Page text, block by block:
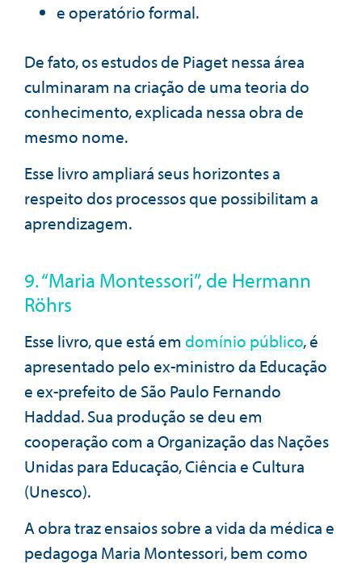
e operatório formal.
De fato, os estudos de Piaget nessa área
culminaram na criação de uma teoria do
conhecimento, explicada nessa obra de
mesmo nome.
Esse livro ampliará seus horizontes a
respeito dos processos que possibilitam a
aprendizagem.
9. “Maria Montessori”, de Hermann
Röhrs
Esse livro, que está em domínio público, é
apresentado pelo ex-ministro da Educação
e ex-prefeito de São Paulo Fernando
Haddad. Sua produção se deu em
cooperação com a Organização das Nações
Unidas para Educação, Ciência e Cultura
(Unesco).
A obra traz ensaios sobre a vida da médica e
pedagoga Maria Montessori, bem como